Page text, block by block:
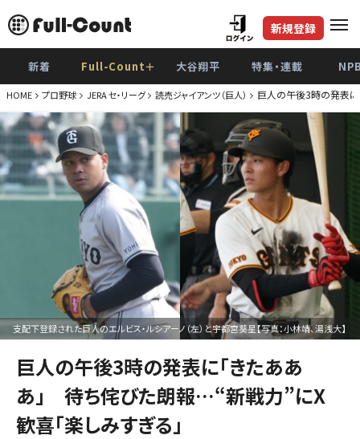
新規登録
新着 Full-Count＋ 大谷翔平 特集・連載
HOME プロ野球 JERA セ・リーグ 読売ジャイアンツ（巨人） 巨人の午後3時の発表に
支配下登録された巨人のエルビス・ルシアーノ（左）と宇都宮葵星【写真：小林靖、湯浅大】
巨人の午後3時の発表に「きたああ
あ」 待ち侘びた朗報…“新戦力”にX
歓喜「楽しみすぎる」